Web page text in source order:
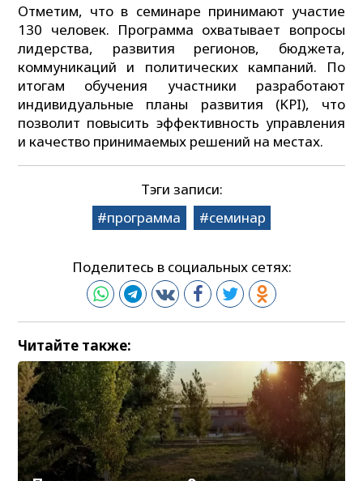
Отметим, что в семинаре принимают участие
130 человек. Программа охватывает вопросы
лидерства, развития регионов, бюджета,
коммуникаций и политических кампаний. По
итогам обучения участники разработают
индивидуальные планы развития (KPI), что
позволит повысить эффективность управления
и качество принимаемых решений на местах.
Тэги записи:
программа
семинар
Поделитесь в социальных сетях:
Читайте также: